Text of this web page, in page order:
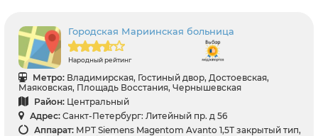
Городская Мариинская больница
Народный рейтинг
Метро: Владимирская, Гостиный двор, Достоевская,
Маяковская, Площадь Восстания, Чернышевская
Район: Центральный
Адрес: Санкт-Петербург: Литейный пр. д 56
Аппарат: МРТ Siemens Magentom Avanto 1,5Т закрытый тип,